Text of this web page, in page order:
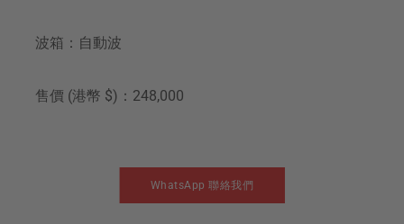
波箱：自動波
售價 (港幣 $)：248,000
WhatsApp 聯絡我們